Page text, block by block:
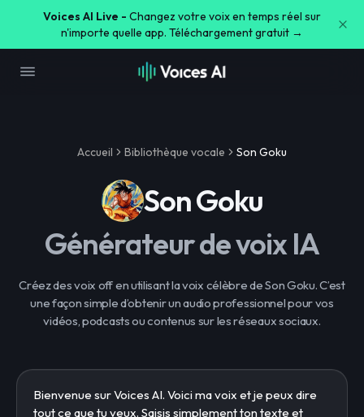
Voices AI Live - Changez votre voix en temps réel sur
n'importe quelle app. Téléchargement gratuit →
Accueil Bibliothèque vocale Son Goku
Son Goku
Générateur de voix IA
Créez des voix off en utilisant la voix célèbre de Son Goku. C’est
une façon simple d’obtenir un audio professionnel pour vos
vidéos, podcasts ou contenus sur les réseaux sociaux.